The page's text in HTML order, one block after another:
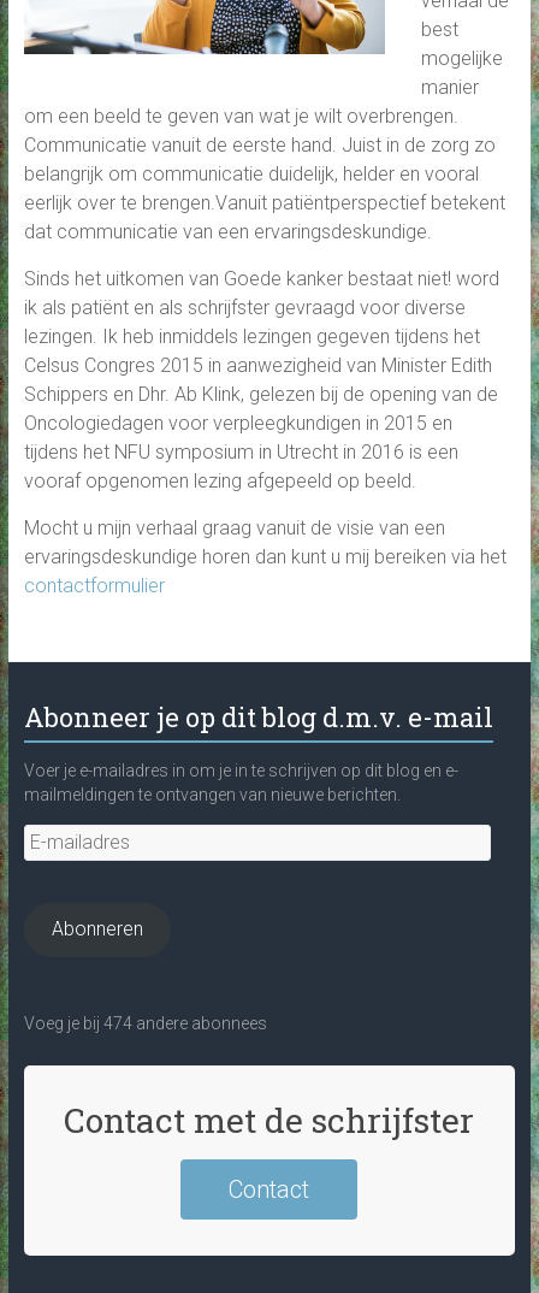
best
mogelijke
manier
om een beeld te geven van wat je wilt overbrengen.
Communicatie vanuit de eerste hand. Juist in de zorg zo
belangrijk om communicatie duidelijk, helder en vooral
eerlijk over te brengen.Vanuit patiëntperspectief betekent
dat communicatie van een ervaringsdeskundige.
Sinds het uitkomen van Goede kanker bestaat niet! word
ik als patiënt en als schrijfster gevraagd voor diverse
lezingen. Ik heb inmiddels lezingen gegeven tijdens het
Celsus Congres 2015 in aanwezigheid van Minister Edith
Schippers en Dhr. Ab Klink, gelezen bij de opening van de
Oncologiedagen voor verpleegkundigen in 2015 en
tijdens het NFU symposium in Utrecht in 2016 is een
vooraf opgenomen lezing afgepeeld op beeld.
Mocht u mijn verhaal graag vanuit de visie van een
ervaringsdeskundige horen dan kunt u mij bereiken via het
contactformulier
Abonneer je op dit blog d.m.v. e-mail
Voer je e-mailadres in om je in te schrijven op dit blog en e-
mailmeldingen te ontvangen van nieuwe berichten.
E-
mailadres
Abonneren
Voeg je bij 474 andere abonnees
Contact met de schrijfster
Contact